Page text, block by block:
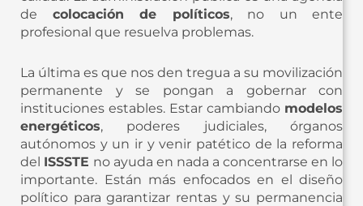
de colocación de políticos, no un ente
profesional que resuelva problemas.
La última es que nos den tregua a su movilización
permanente y se pongan a gobernar con
instituciones estables. Estar cambiando modelos
energéticos, poderes judiciales, órganos
autónomos y un ir y venir patético de la reforma
del ISSSTE no ayuda en nada a concentrarse en lo
importante. Están más enfocados en el diseño
político para garantizar rentas y su permanencia